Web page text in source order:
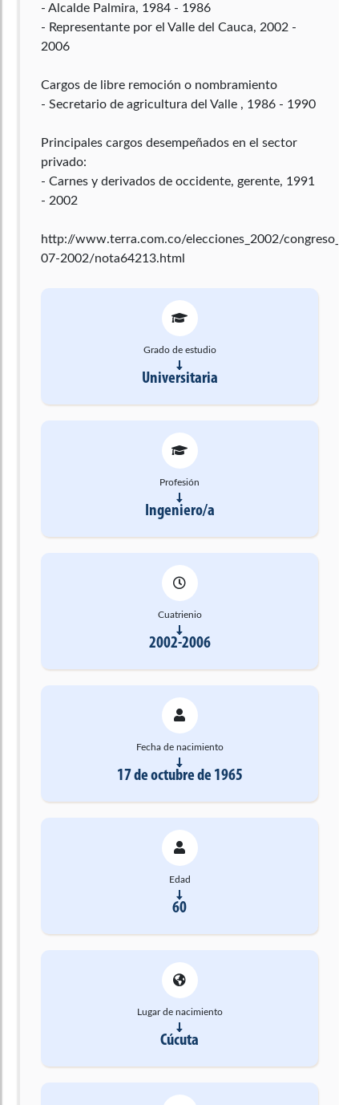
- Alcalde Palmira, 1984 - 1986
- Representante por el Valle del Cauca, 2002 -
2006
Cargos de libre remoción o nombramiento
- Secretario de agricultura del Valle , 1986 - 1990
Principales cargos desempeñados en el sector
privado:
- Carnes y derivados de occidente, gerente, 1991
- 2002
http://www.terra.com.co/elecciones_2002/
07-2002/nota64213.html
Grado de estudio
Universitaria
Profesión
Ingeniero/a
Cuatrienio
2002-2006
Fecha de nacimiento
17 de octubre de 1965
Edad
60
Lugar de nacimiento
Cúcuta